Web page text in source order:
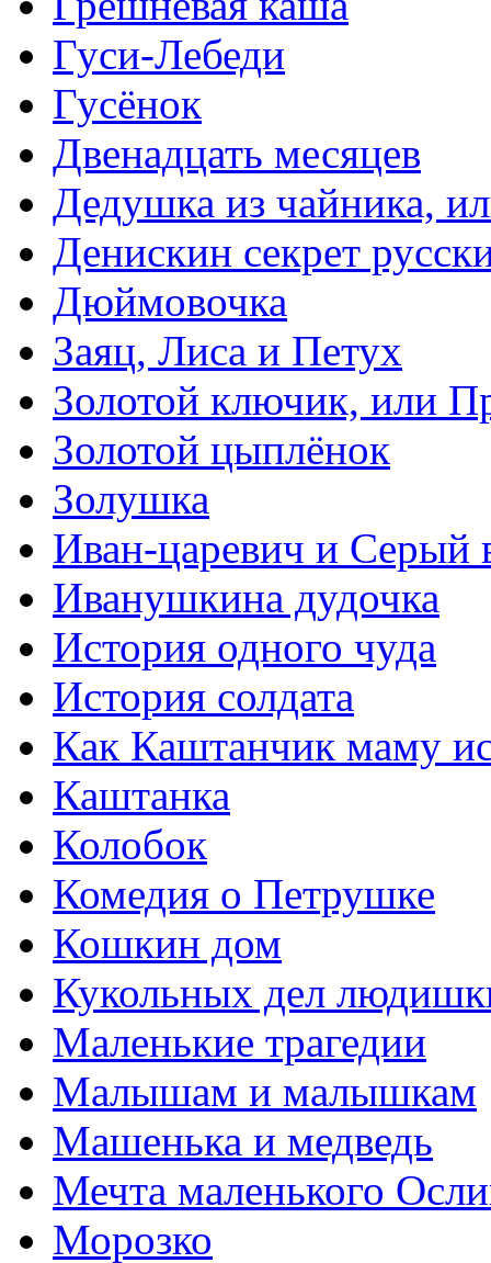
Гуси-Лебеди
Гусёнок
Двенадцать месяцев
Дедушка из чайника,
Денискин секрет
Дюймовочка
Заяц, Лиса и Петух
Золотой ключик, или
Золотой цыплёнок
Золушка
Иван-царевич и Серый
Иванушкина дудочка
История одного чуда
История солдата
Как Каштанчик маму
Каштанка
Колобок
Комедия о Петрушке
Кошкин дом
Кукольных дел
Маленькие трагедии
Малышам и малышкам
Машенька и медведь
Мечта маленького
Морозко